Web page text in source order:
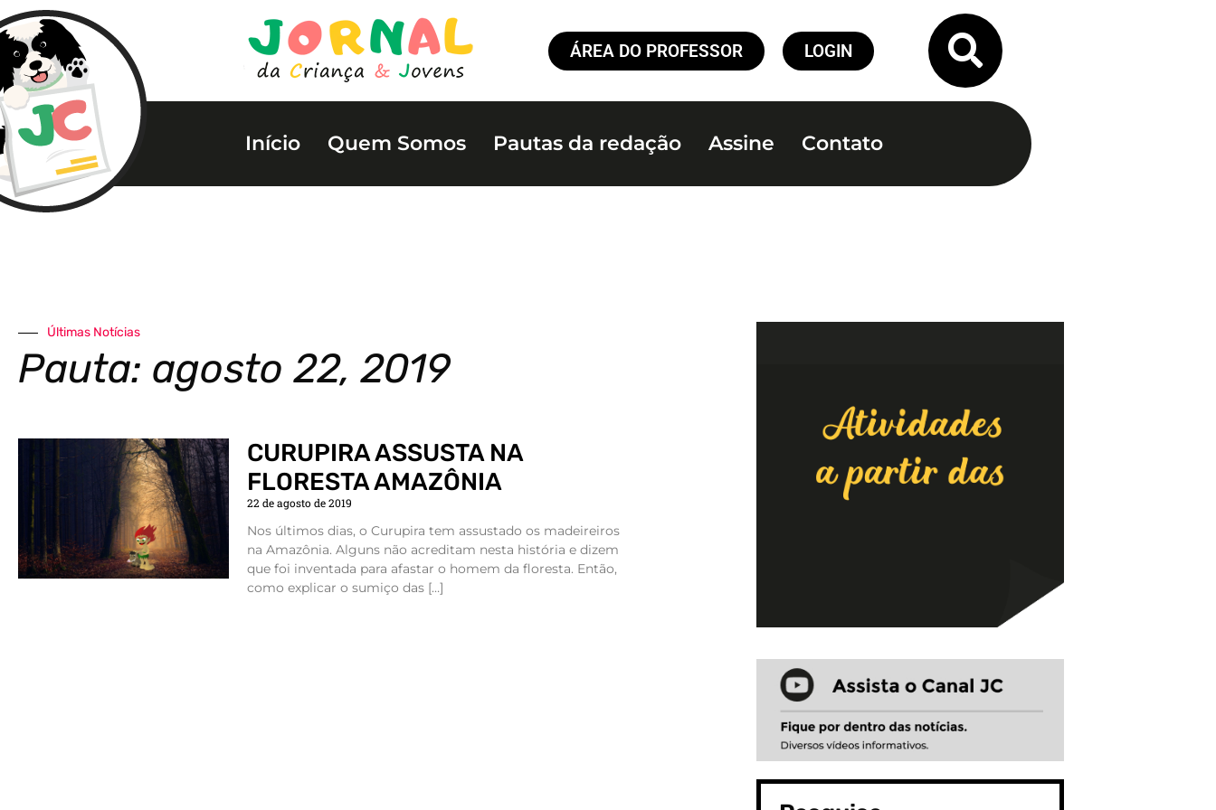
ÁREA DO PROFESSOR LOGIN
Início Quem Somos Pautas da redação Assine Contato
Últimas Notícias
Pauta: agosto 22, 2019
CURUPIRA ASSUSTA NA
FLORESTA AMAZÔNIA
22 de agosto de 2019
Nos últimos dias, o Curupira tem assustado os madeireiros
na Amazônia. Alguns não acreditam nesta história e dizem
que foi inventada para afastar o homem da floresta. Então,
como explicar o sumiço das […]